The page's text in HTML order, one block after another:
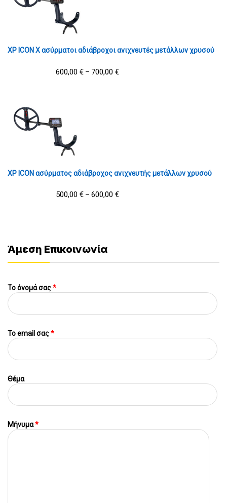
XP ICON X ασύρματοι αδιάβροχοι ανιχνευτές μετάλλων χρυσού
600,00 € – 700,00 €
XP ICON ασύρματος αδιάβροχος ανιχνευτής μετάλλων χρυσού
500,00 € – 600,00 €
Άμεση Επικοινωνία
Το όνομά σας*
To email σας*
Θέμα
Μήνυμα*